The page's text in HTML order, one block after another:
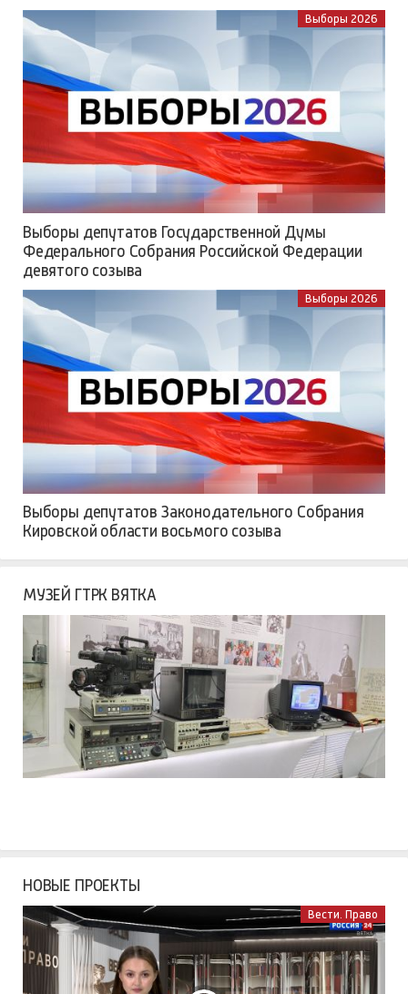
Выборы 2026
Выборы депутатов Государственной Думы
Федерального Собрания Российской Федерации
девятого созыва
Выборы 2026
Выборы депутатов Законодательного Собрания
Кировской области восьмого созыва
МУЗЕЙ ГТРК ВЯТКА
НОВЫЕ ПРОЕКТЫ
Вести. Право